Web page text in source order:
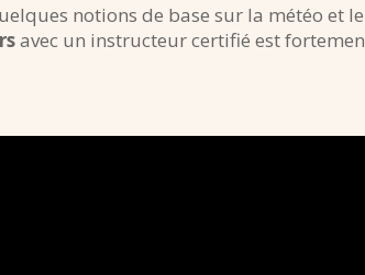
notions de base sur la météo et
avec un instructeur certifié est